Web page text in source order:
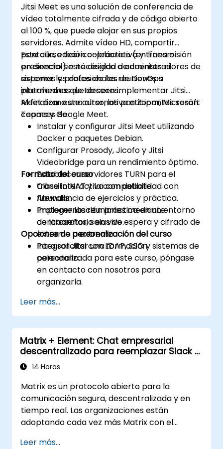
Jitsi Meet es una solución de conferencia de
vídeo totalmente cifrada y de código abierto
al 100 %, que puede alojar en sus propios
servidores. Admite vídeo HD, compartir
pantalla, edición colaborativa y transmisión
en directo sin necesidad de cuentas ni
exponer los datos de las reuniones a
plataformas de terceros.
Este curso teórico-práctico (en línea o
presencial) está dirigido a administradores de
sistemas y profesionales de DevOps
intermedios que deseen implementar Jitsi
Meet como una alternativa a Zoom, Microsoft
Teams y Google Meet.
Al finalizar este curso, los participantes serán
capaces de:
Instalar y configurar Jitsi Meet utilizando
Docker o paquetes Debian.
Configurar Prosody, Jicofo y Jitsi
Videobridge para un rendimiento óptimo.
Establecer servidores TURN para el
tránsito NAT y la compatibilidad con
firewalls.
Proteger las reuniones mediante
contraseñas, salas de espera y cifrado de
extremo a extremo.
Integrar Jitsi con LDAP, SSO y sistemas de
calendario.
Formato del curso
Clase interactiva con debate.
Abundancia de ejercicios y práctica.
Implementación práctica en un entorno
de laboratorio en vivo.
Opciones de personalización del curso
Para solicitar una formación
personalizada para este curso, póngase
en contacto con nosotros para
organizarla.
Leer más...
Matrix + Element: Chat empresarial
descentralizado para reemplazar Slack y
Teams14 Horas
Matrix es un protocolo abierto para la
comunicación segura, descentralizada y en
tiempo real. Las organizaciones están
adoptando cada vez más Matrix con el
Microsoft Teams para mantener el cifrado de
Leer más...